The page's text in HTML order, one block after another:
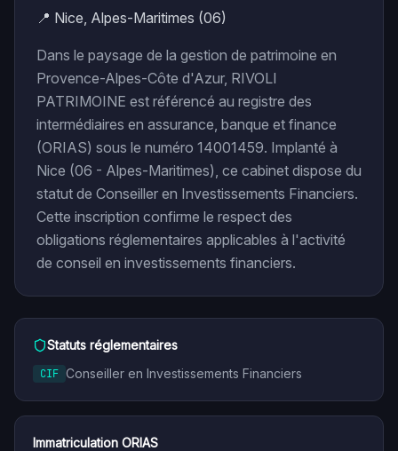
📍 Nice, Alpes-Maritimes (06)
Dans le paysage de la gestion de patrimoine en
Provence-Alpes-Côte d'Azur, RIVOLI
PATRIMOINE est référencé au registre des
intermédiaires en assurance, banque et finance
(ORIAS) sous le numéro 14001459. Implanté à
Nice (06 - Alpes-Maritimes), ce cabinet dispose du
statut de Conseiller en Investissements Financiers.
Cette inscription confirme le respect des
obligations réglementaires applicables à l'activité
de conseil en investissements financiers.
Statuts réglementaires
CIF Conseiller en Investissements Financiers
Immatriculation ORIAS